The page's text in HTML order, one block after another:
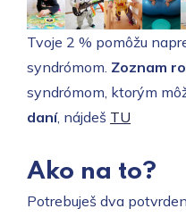
Tvoje 2 % pomôžu
syndrómom. Zoznam
syndrómom, ktorým
daní, nájdeš TU
Ako na to?
Potrebuješ dva